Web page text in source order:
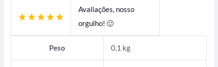
Avaliações, nosso
orgulho! 🙂
Peso 0,1 kg